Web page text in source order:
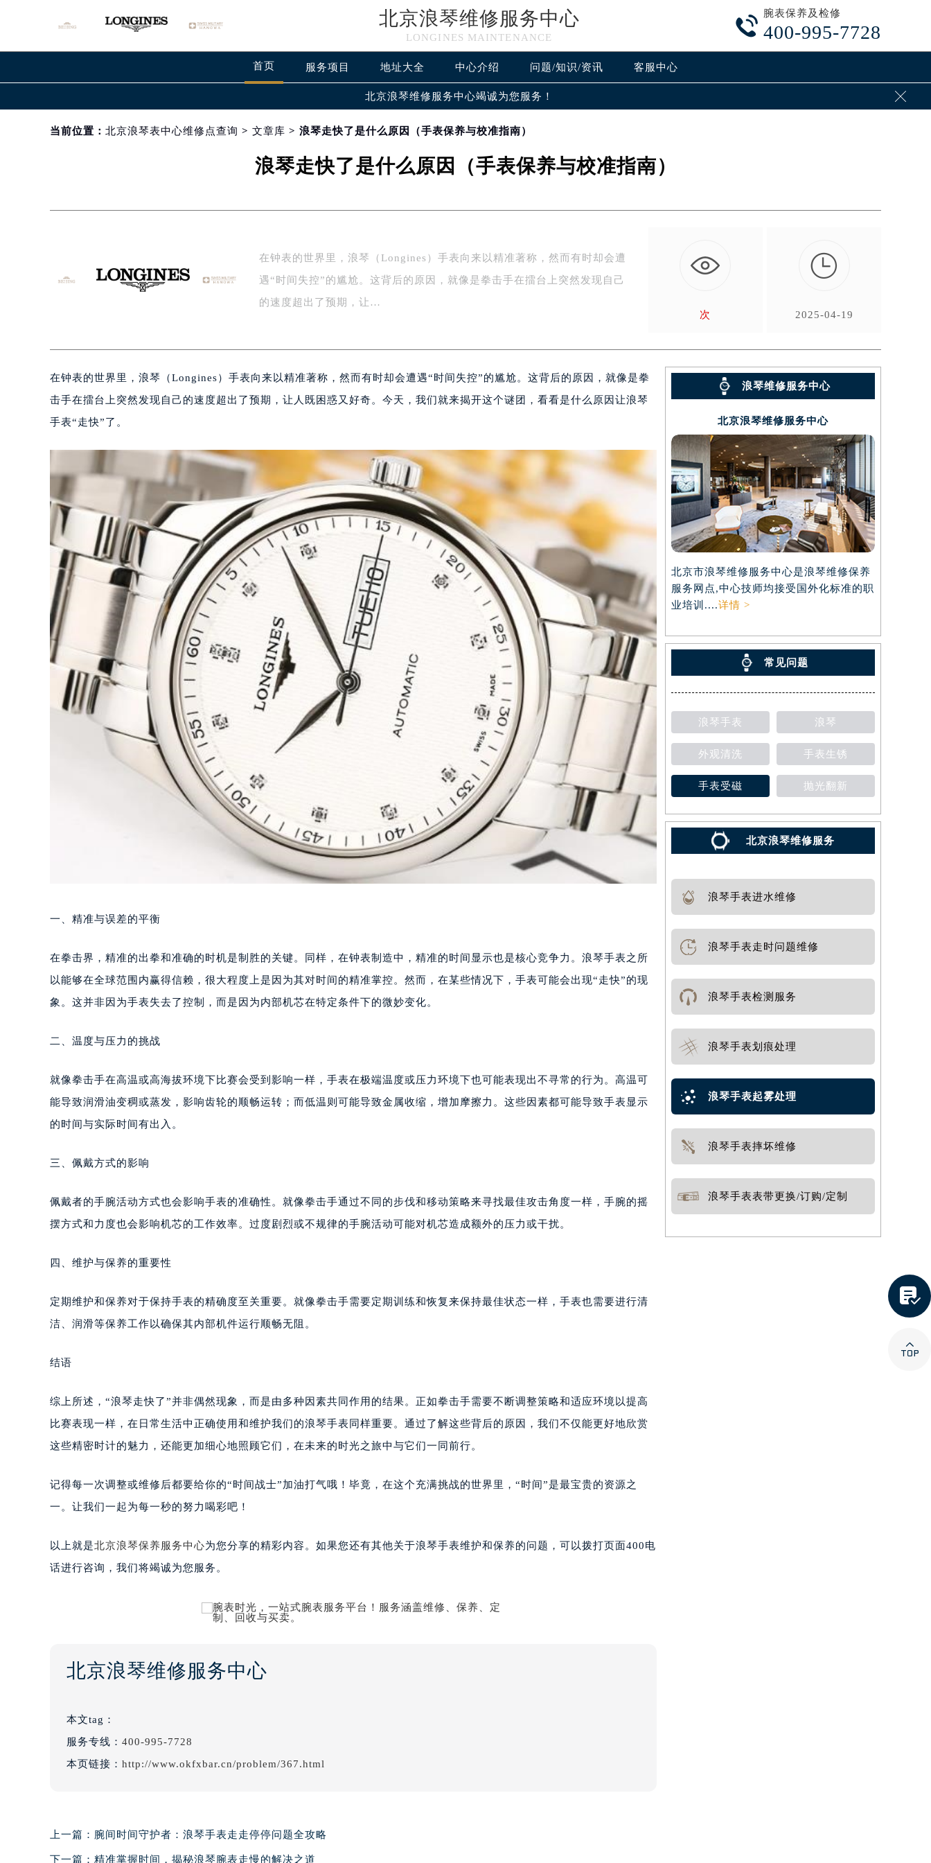
北京浪琴维修服务中心
LONGINES MAINTENANCE

腕表保养及检修
400-995-7728
首页 服务项目 地址大全 中心介绍 问题/知识/资讯 客服中心
北京浪琴维修服务中心竭诚为您服务！ 
当前位置： 北京浪琴表中心维修点查询 > 文章库 > 浪琴走快了是什么原因（手表保养与校准指南）
浪琴走快了是什么原因（手表保养与校准指南）
在钟表的世界里，浪琴（Longines）手表向来以精准著称，然而有时却会遭
遇“时间失控”的尴尬。这背后的原因，就像是拳击手在擂台上突然发现自己
的速度超出了预期，让…
次

2025-04-19
在钟表的世界里，浪琴（Longines）手表向来以精准著称，然而有时却会遭遇“时间失控”的尴尬。这背后的原因，就像是拳
击手在擂台上突然发现自己的速度超出了预期，让人既困惑又好奇。今天，我们就来揭开这个谜团，看看是什么原因让浪琴
手表“走快”了。
一、精准与误差的平衡
在拳击界，精准的出拳和准确的时机是制胜的关键。同样，在钟表制造中，精准的时间显示也是核心竞争力。浪琴手表之所
以能够在全球范围内赢得信赖，很大程度上是因为其对时间的精准掌控。然而，在某些情况下，手表可能会出现“走快”的现
象。这并非因为手表失去了控制，而是因为内部机芯在特定条件下的微妙变化。
二、温度与压力的挑战
就像拳击手在高温或高海拔环境下比赛会受到影响一样，手表在极端温度或压力环境下也可能表现出不寻常的行为。高温可
能导致润滑油变稠或蒸发，影响齿轮的顺畅运转；而低温则可能导致金属收缩，增加摩擦力。这些因素都可能导致手表显示
的时间与实际时间有出入。
三、佩戴方式的影响
佩戴者的手腕活动方式也会影响手表的准确性。就像拳击手通过不同的步伐和移动策略来寻找最佳攻击角度一样，手腕的摇
摆方式和力度也会影响机芯的工作效率。过度剧烈或不规律的手腕活动可能对机芯造成额外的压力或干扰。
四、维护与保养的重要性
定期维护和保养对于保持手表的精确度至关重要。就像拳击手需要定期训练和恢复来保持最佳状态一样，手表也需要进行清
洁、润滑等保养工作以确保其内部机件运行顺畅无阻。
结语
综上所述，“浪琴走快了”并非偶然现象，而是由多种因素共同作用的结果。正如拳击手需要不断调整策略和适应环境以提高
比赛表现一样，在日常生活中正确使用和维护我们的浪琴手表同样重要。通过了解这些背后的原因，我们不仅能更好地欣赏
这些精密时计的魅力，还能更加细心地照顾它们，在未来的时光之旅中与它们一同前行。
记得每一次调整或维修后都要给你的“时间战士”加油打气哦！毕竟，在这个充满挑战的世界里，“时间”是最宝贵的资源之
一。让我们一起为每一秒的努力喝彩吧！
以上就是北京浪琴保养服务中心为您分享的精彩内容。如果您还有其他关于浪琴手表维护和保养的问题，可以拨打页面400电
话进行咨询，我们将竭诚为您服务。
北京浪琴维修服务中心
本文tag：
服务专线： 400-995-7728
本页链接： http://www.okfxbar.cn/problem/367.html
上一篇： 腕间时间守护者：浪琴手表走走停停问题全攻略
下一篇： 精准掌握时间，揭秘浪琴腕表走慢的解决之道
浪琴维修服务中心
北京浪琴维修服务中心
北京市浪琴维修服务中心是浪琴维修保养
服务网点,中心技师均接受国外化标准的职
业培训....详情 >
常见问题
浪琴手表 浪琴
外观清洗 手表生锈
手表受磁 抛光翻新
北京浪琴维修服务
浪琴手表进水维修
浪琴手表走时问题维修
浪琴手表检测服务
浪琴手表划痕处理
浪琴手表起雾处理
浪琴手表摔坏维修
浪琴手表表带更换/订购/定制

